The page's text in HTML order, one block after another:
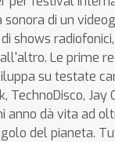
di un
shows
Le prime
su testate
TechnoDisco, Jay
anno dà vita ad
del pianeta.